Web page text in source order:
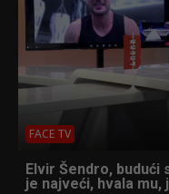
FACE TV
Elvir Šendro, budući
je najveći, hvala mu,